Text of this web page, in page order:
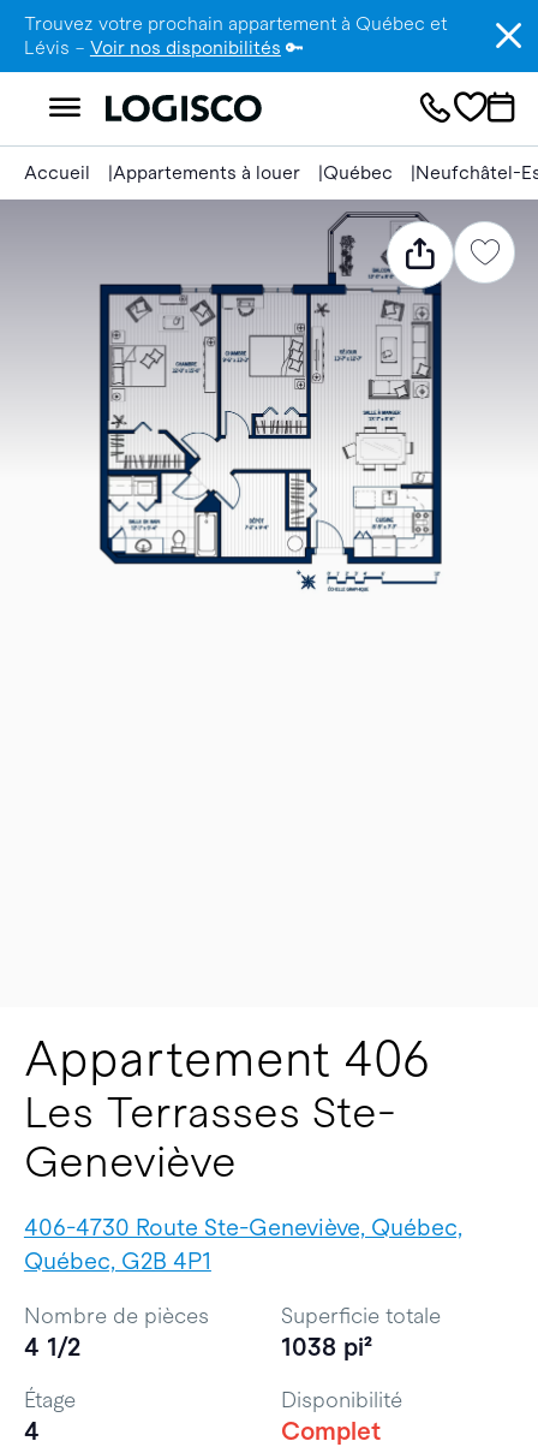
Trouvez votre prochain appartement à Québec et
Lévis – Voir nos disponibilités 🔑
Accueil Appartements à louer Québec Neufchâtel-
Appartement 406
Les Terrasses Ste-
Geneviève
406-4730 Route Ste-Geneviève, Québec,
Québec, G2B 4P1
Nombre de pièces
4 1/2
Superficie totale
1038 pi²
Étage
4
Disponibilité
Complet